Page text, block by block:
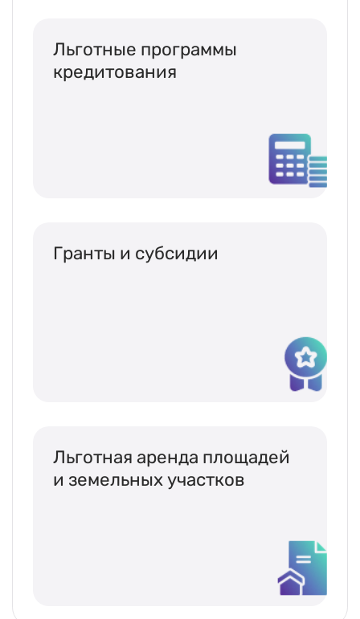
Льготные программы
кредитования
Гранты и субсидии
Льготная аренда площадей
и земельных участков